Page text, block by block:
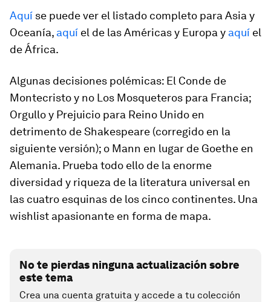
Aquí se puede ver el listado completo para Asia y
Oceanía, aquí el de las Américas y Europa y aquí el
de África.
Algunas decisiones polémicas: El Conde de
Montecristoy no Los Mosqueteros para Francia;
Orgullo y Prejuicio para Reino Unido en
detrimento de Shakespeare (corregido en la
siguiente versión); o Mann en lugar de Goethe en
Alemania. Prueba todo ello de la enorme
diversidad y riqueza de la literatura universal en
las cuatro esquinas de los cinco continentes. Una
wishlist apasionante en forma de mapa.
No te pierdas ninguna actualización sobre
este tema
Crea una cuenta gratuita y accede a tu colección